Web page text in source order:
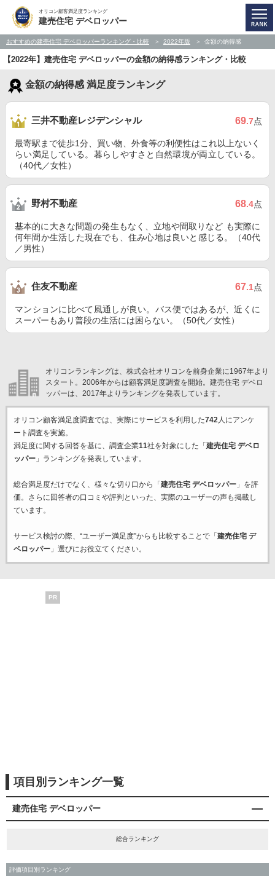
オリコン顧客満足度ランキング
建売住宅 デベロッパー
おすすめの建売住宅 デベロッパーランキング・比較 2022年版 金額の納得感
【2022年】建売住宅 デベロッパーの金額の納得感ランキング・比較
金額の納得感 満足度ランキング
三井不動産レジデンシャル 69.7点
最寄駅まで徒歩1分、買い物、外食等の利便性はこれ以上ないく
らい満足している。暮らしやすさと自然環境が両立している。
（40代／女性）
野村不動産 68.4点
基本的に大きな問題の発生もなく、立地や間取りなど も実際に
何年間か生活した現在でも、住み心地は良いと感じる。（40代
／男性）
住友不動産 67.1点
マンションに比べて風通しが良い。バス便ではあるが、近くに
スーパーもあり普段の生活には困らない。（50代／女性）
オリコンランキングは、株式会社オリコンを前身企業に1967年より
スタート。2006年からは顧客満足度調査を開始。建売住宅 デベロ
ッパーは、2017年よりランキングを発表しています。
オリコン顧客満足度調査では、実際にサービスを利用した742人にアンケ
ート調査を実施。
満足度に関する回答を基に、調査企業11社を対象にした「 建売住宅 デベロ
ッパー」ランキングを発表しています。
総合満足度だけでなく、様々な切り口から「 建売住宅 デベロッパー」を評
価。さらに回答者の口コミや評判といった、実際のユーザーの声も掲載し
ています。
サービス検討の際、“ユーザー満足度”からも比較することで「 建売住宅 デ
ベロッパー」選びにお役立てください。
PR
項目別ランキング一覧
建売住宅 デベロッパー
総合ランキング
評価項目別ランキング